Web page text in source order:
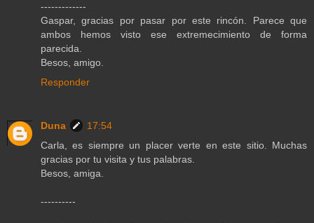
-------------
Gaspar, gracias por pasar por este rincón. Parece que
ambos hemos visto ese extremecimiento de forma
parecida.
Besos, amigo.
Responder
Duna
17:54
Carla, es siempre un placer verte en este sitio. Muchas
gracias por tu visita y tus palabras.
Besos, amiga.
----------